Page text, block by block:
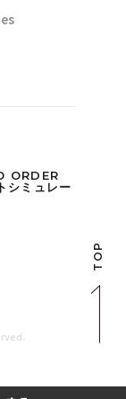
ORDER
シミュレー
TOP